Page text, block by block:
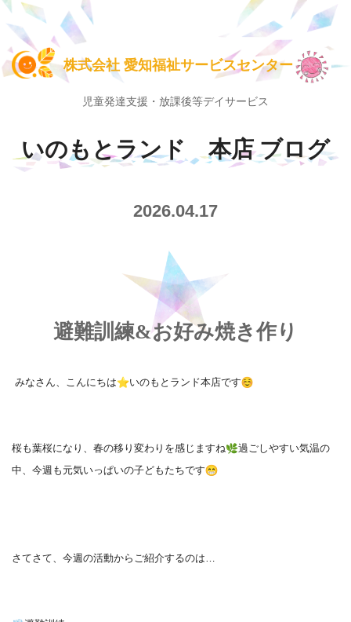
株式会社 愛知福祉サービスセンター
児童発達支援・放課後等デイサービス
いのもとランド 本店 ブログ
2026.04.17
避難訓練&お好み焼き作り
みなさん、こんにちは ️いのもとランド本店です
桜も葉桜になり、春の移り変わりを感じますね 過ごしやすい気温の
中、今週も元気いっぱいの子どもたちです
さてさて、今週の活動からご紹介するのは…